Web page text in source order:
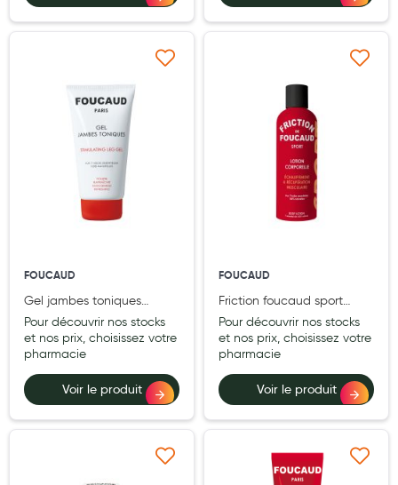
Gammes spécifiques tisanes allaitement et compléments
Aromathérapie
Diététique minceur
Phytothérapie
Régimes médicaux
Confiserie
Voies respiratoires
Oligothérapie
Compléments alimentaires
Médicaments et Santé
FOUCAUD
Gel jambes toniques
foucaud tube 150 ml
Pour découvrir nos stocks
et nos prix, choisissez votre
pharmacie
Voir le produit
Ajouter à ma liste d’envie
FOUCAUD
Friction foucaud sport
flacon plastique 200 ml
Pour découvrir nos stocks
et nos prix, choisissez votre
pharmacie
Voir le produit
Ajouter à ma liste
Ajouter à ma liste d’envie Ajouter à ma liste